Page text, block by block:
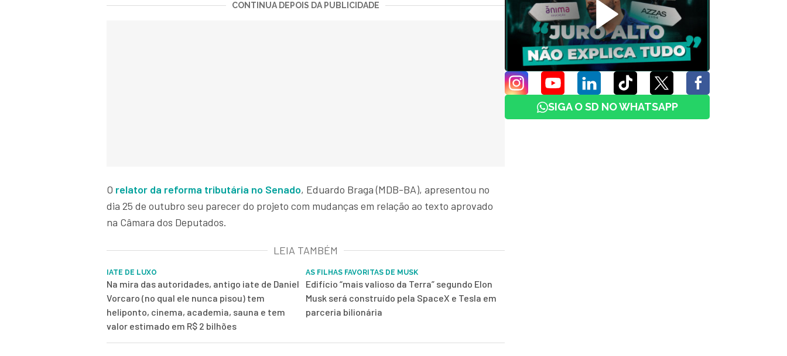
CONTINUA DEPOIS DA PUBLICIDADE
O relator da reforma tributária no Senado, Eduardo Braga (MDB-BA), apresentou no
dia 25 de outubro seu parecer do projeto com mudanças em relação ao texto aprovado
na Câmara dos Deputados.
LEIA TAMBÉM
IATE DE LUXO
Na mira das autoridades, antigo iate de Daniel
Vorcaro (no qual ele nunca pisou) tem
heliponto, cinema, academia, sauna e tem
valor estimado em R$ 2 bilhões
AS FILHAS FAVORITAS DE MUSK
Edifício “mais valioso da Terra” segundo Elon
Musk será construído pela SpaceX e Tesla em
parceria bilionária
SIGA O SD NO WHATSAPP